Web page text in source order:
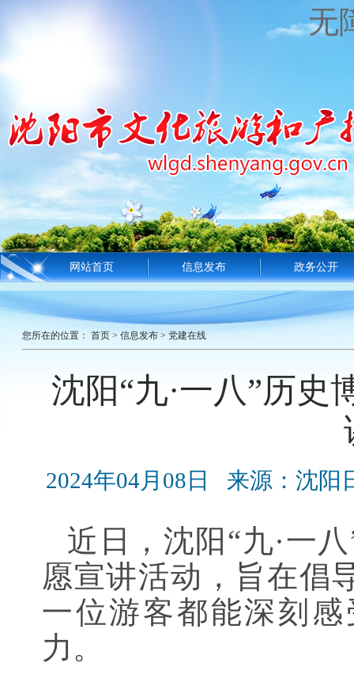
无
网站首页 信息发布 政务公开
您所在的位置： 首页 > 信息发布 > 党建在线
沈阳“九·一八”历史
2024年04月08日 来源：沈阳
近日，沈阳“九·一
愿宣讲活动，旨在倡
一位游客都能深刻
力。